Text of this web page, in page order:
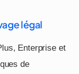
légal
Enterprise et
de